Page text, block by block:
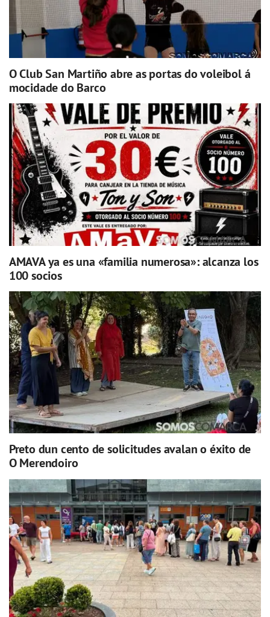
O Club San Martiño abre as portas do voleibol á
mocidade do Barco
AMAVA ya es una «familia numerosa»: alcanza los
100 socios
Preto dun cento de solicitudes avalan o éxito de
O Merendoiro